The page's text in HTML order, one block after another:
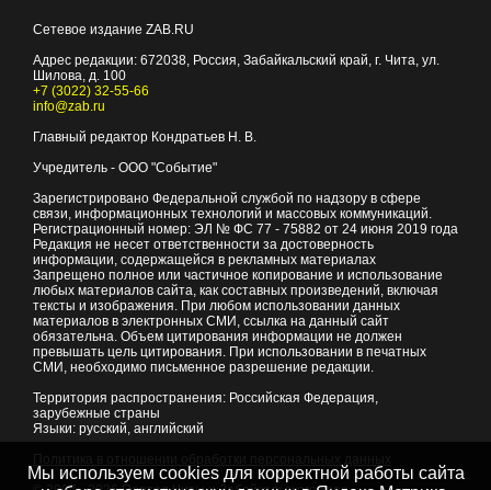
Сетевое издание ZAB.RU
Адрес редакции: 672038, Россия, Забайкальский край, г. Чита, ул.
Шилова, д. 100
+7 (3022) 32-55-66
info@zab.ru
Главный редактор Кондратьев Н. В.
Учредитель - ООО "Событие"
Зарегистрировано Федеральной службой по надзору в сфере
связи, информационных технологий и массовых коммуникаций.
Регистрационный номер: ЭЛ № ФС 77 - 75882 от 24 июня 2019 года
Редакция не несет ответственности за достоверность
информации, содержащейся в рекламных материалах
Запрещено полное или частичное копирование и использование
любых материалов сайта, как составных произведений, включая
тексты и изображения. При любом использовании данных
материалов в электронных СМИ, ссылка на данный сайт
обязательна. Объем цитирования информации не должен
превышать цель цитирования. При использовании в печатных
СМИ, необходимо письменное разрешение редакции.
Территория распространения: Российская Федерация,
зарубежные страны
Языки: русский, английский
Мы используем cookies для корректной работы сайта